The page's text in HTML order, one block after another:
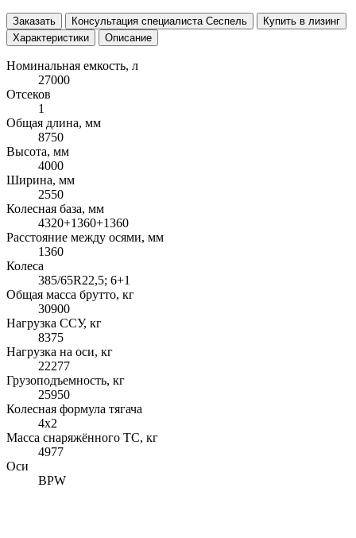
Заказать Консультация специалиста Сеспель
Купить в лизинг
Характеристики
Описание
Номинальная емкость, л
27000
Отсеков
1
Общая длина, мм
8750
Высота, мм
4000
Ширина, мм
2550
Колесная база, мм
4320+1360+1360
Расстояние между осями, мм
1360
Колеса
385/65R22,5; 6+1
Общая масса брутто, кг
30900
Нагрузка ССУ, кг
8375
Нагрузка на оси, кг
22277
Грузоподъемность, кг
25950
Колесная формула тягача
4x2
Масса снаряжённого ТС, кг
4977
Оси
BPW